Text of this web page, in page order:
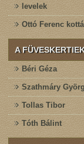
levelek
Ottó Ferenc
A
Béri Géza
Szathmáry
Tollas Tibor
Tóth Bálint